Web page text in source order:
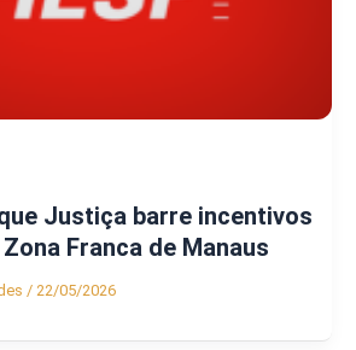
Justiça barre incentivos
Zona Franca de Manaus
/ 22/05/2026